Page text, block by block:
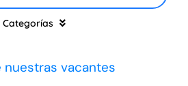
Categorías
MúsicaQuerétaro
nuestras vacantes